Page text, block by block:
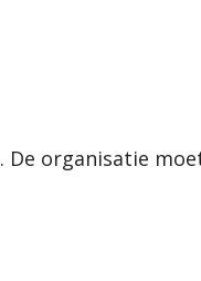
organisatie